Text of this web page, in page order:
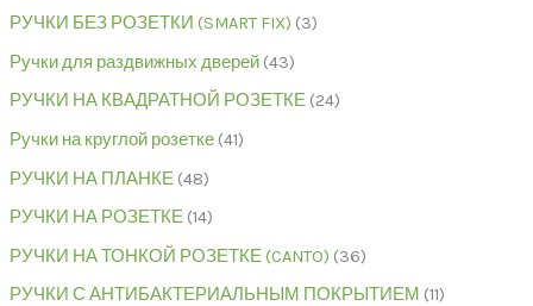
РУЧКИ БЕЗ РОЗЕТКИ (SMART FIX) 3
Ручки для раздвижных дверей 43
РУЧКИ НА КВАДРАТНОЙ РОЗЕТКЕ 24
Ручки на круглой розетке 41
РУЧКИ НА ПЛАНКЕ 48
РУЧКИ НА РОЗЕТКЕ 14
РУЧКИ НА ТОНКОЙ РОЗЕТКЕ (CANTO) 36
РУЧКИ С АНТИБАКТЕРИАЛЬНЫМ ПОКРЫТИЕМ 11